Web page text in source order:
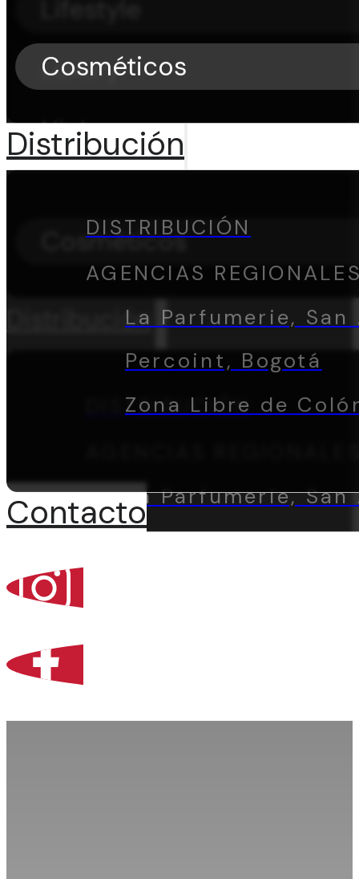
Luxury
Niche
Cosméticos
Distribución
DISTRIBUCIÓN
La Parfumerie,
Percoint, Bogotá
Contacto
Cosméticos
Distribución
DISTRIBUCIÓN
AGENCIAS
La Parfumerie,
Percoint, Bogotá
Zona Libre de
Contacto